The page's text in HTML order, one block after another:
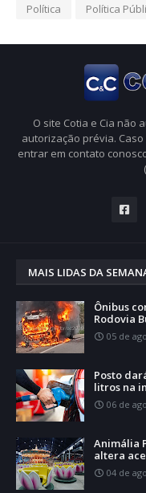
Política
Política
O site Cotia e Cia não
autorização prévia.
entrar em contato
MAIS LIDAS DA
Ônibus
Rodovia
05 de
Posto
litros na
06 de
Animália
altera
04 de